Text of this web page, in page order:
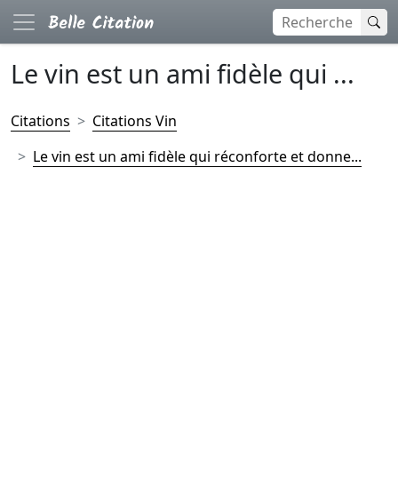
Le vin est un ami fidèle qui ...
Citations
Citations Vin
Le vin est un ami fidèle qui réconforte et donne...